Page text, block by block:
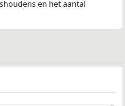
en het aantal